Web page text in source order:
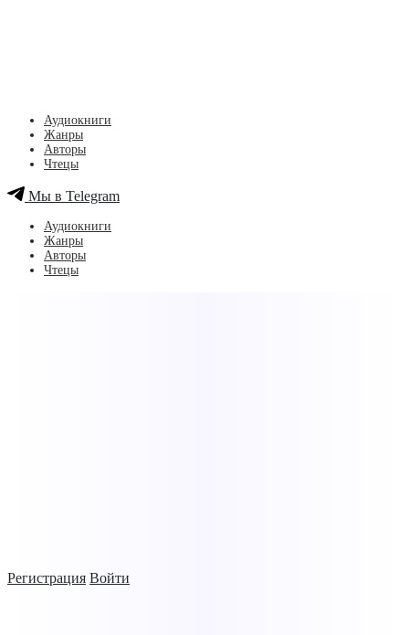
Регистрация Войти
Аудиокниги
Жанры
Авторы
Чтецы
Мы в Telegram
Аудиокниги
Жанры
Авторы
Чтецы